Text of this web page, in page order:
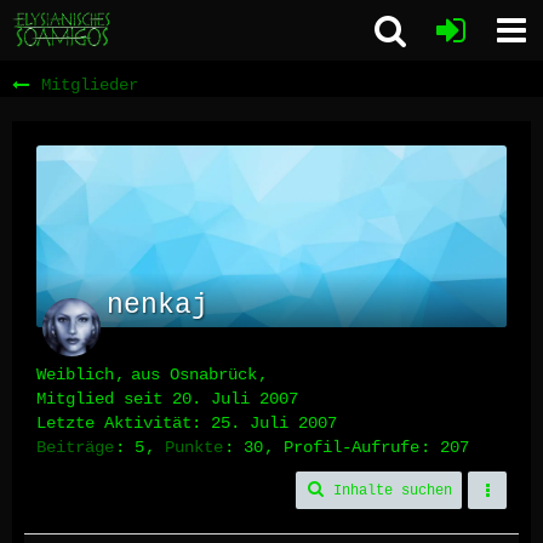
Mitglieder
nenkaj
Weiblich
aus Osnabrück
Mitglied seit 20. Juli 2007
Letzte Aktivität: 25. Juli 2007
Beiträge
5 Punkte 30 Profil-Aufrufe 207
Inhalte suchen